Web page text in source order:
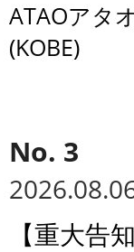
ATAOアタ
(KOBE)
【重大告